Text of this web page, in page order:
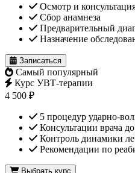
Осмотр и
Сбор анамнеза
Предварительный
Назначение
Записаться
Самый популярный
Курс УВТ-терапии
4 500 ₽
5 процедур ударно-
Консультации врача
Контроль динамики
Рекомендации по
Выбрать курс